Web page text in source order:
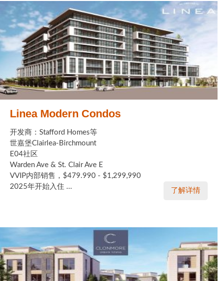
Linea Modern Condos
开发商：Stafford Homes等
世嘉堡Clairlea-Birchmount
E04社区
Warden Ave & St. Clair Ave E
VVIP内部销售，$479.990 - $1,299,990
2025年开始入住 ...
了解详情